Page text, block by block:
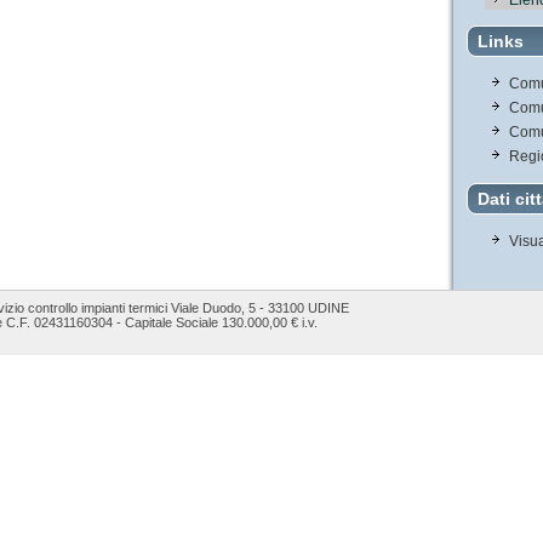
Links
Dati
controllo impianti termici Viale Duodo, 5 - 33100 UDINE
02431160304 - Capitale Sociale 130.000,00 € i.v.